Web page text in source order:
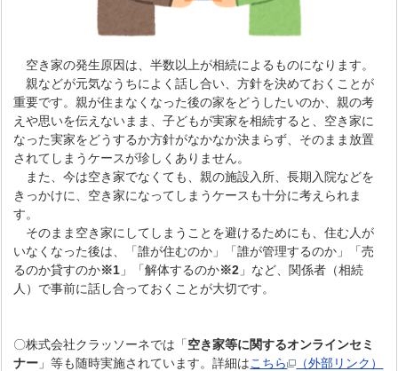
空き家の発生原因は、半数以上が相続によるものになります。
親などが元気なうちによく話し合い、方針を決めておくことが
重要です。親が住まなくなった後の家をどうしたいのか、親の考
えや思いを伝えないまま、子どもが実家を相続すると、空き家に
なった実家をどうするか方針がなかなか決まらず、そのまま放置
されてしまうケースが珍しくありません。
また、今は空き家でなくても、親の施設入所、長期入院などを
きっかけに、空き家になってしまうケースも十分に考えられま
す。
そのまま空き家にしてしまうことを避けるためにも、住む人が
いなくなった後は、「誰が住むのか」「誰が管理するのか」「売
るのか貸すのか※1 」「解体するのか※2 」など、関係者（相続
人）で事前に話し合っておくことが大切です。
〇株式会社クラッソーネでは「空き家等に関するオンラインセミ
ナー 」等も随時実施されています。詳細はこちら
（外部リンク）